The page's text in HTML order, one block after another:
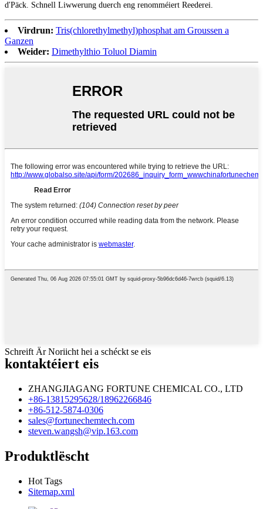
d'Päck. Schnell Liwwerung duerch eng renomméiert Reederei.
Virdrun: Tris(chlorethylmethyl)phosphat am Groussen a
Ganzen
Weider: Dimethylthio Toluol Diamin
Schreift Är Noriicht hei a schéckt se eis
kontaktéiert eis
ZHANGJIAGANG FORTUNE CHEMICAL CO., LTD
+86-13815295628/18962266846
+86-512-5874-0306
sales@fortunechemtech.com
steven.wangsh@vip.163.com
Produktlëscht
Hot Tags
Sitemap.xml